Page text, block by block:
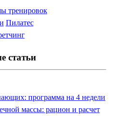
тренировок
Пилатес
статьи
программа на 4 недели
массы: рацион и расчет